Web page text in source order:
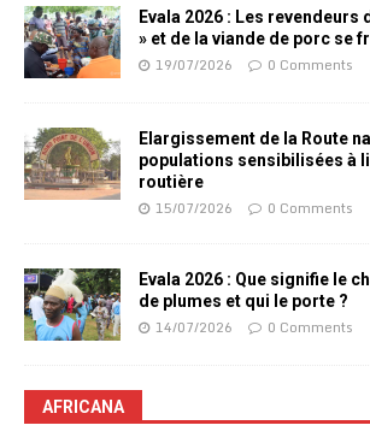
Evala 2026 : Les revendeurs
» et de la viande de porc se
19/07/2026 0 Comments
Elargissement de la Route
populations sensibilisées à
routière
15/07/2026 0 Comments
Evala 2026 : Que signifie le
de plumes et qui le porte ?
14/07/2026 0 Comments
AFRICANA